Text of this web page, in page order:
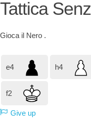
Tattica
Gioca il Nero .
e4 h4
f2
Give up